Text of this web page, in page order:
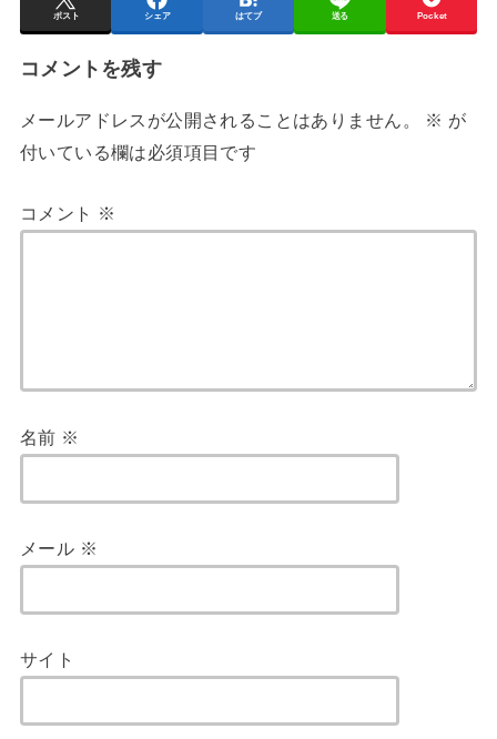
ポスト シェア はてブ 送る Pocket
コメントを残す
メールアドレスが公開されることはありません。 ※ が
付いている欄は必須項目です
コメント ※
名前 ※
メール ※
サイト